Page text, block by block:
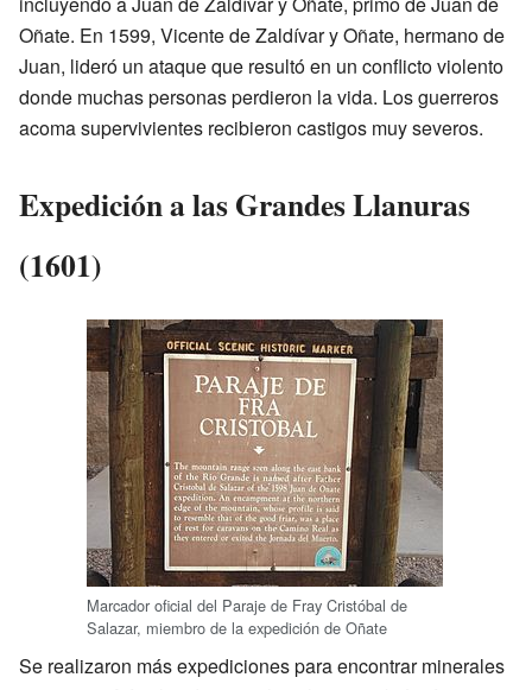
Oñate. En 1599, Vicente de Zaldívar y Oñate, hermano de
Juan, lideró un ataque que resultó en un conflicto violento
donde muchas personas perdieron la vida. Los guerreros
acoma supervivientes recibieron castigos muy severos.
Expedición a las Grandes Llanuras
(1601)
Marcador oficial del Paraje de Fray Cristóbal de
Salazar, miembro de la expedición de Oñate
Se realizaron más expediciones para encontrar minerales